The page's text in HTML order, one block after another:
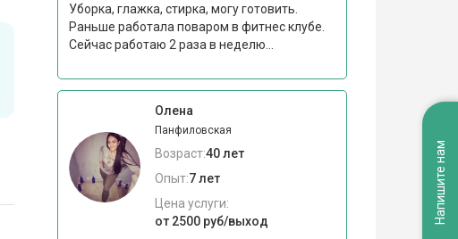
Уборка, глажка, стирка, могу готовить.
Раньше работала поваром в фитнес клубе.
Сейчас работаю 2 раза в неделю...
Олена
Панфиловская
Возраст:40 лет
Опыт:7 лет
Цена услуги:
от 2500 руб/выход
Напишите нам